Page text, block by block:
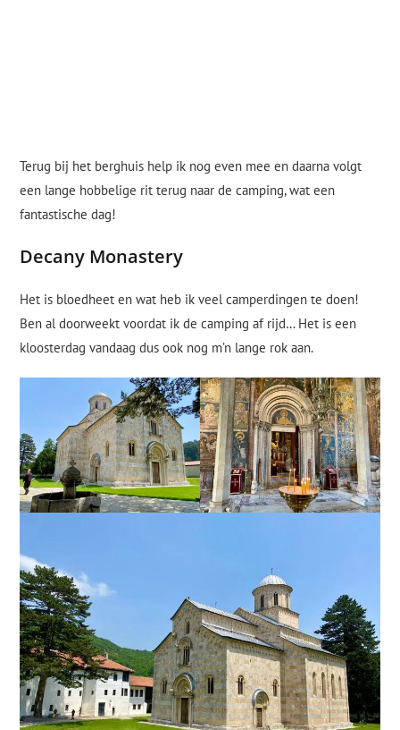
Terug bij het berghuis help ik nog even mee en daarna volgt
een lange hobbelige rit terug naar de camping, wat een
fantastische dag!
Decany Monastery
Het is bloedheet en wat heb ik veel camperdingen te doen!
Ben al doorweekt voordat ik de camping af rijd… Het is een
kloosterdag vandaag dus ook nog m’n lange rok aan.